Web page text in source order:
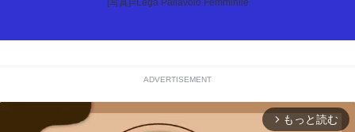
[写真]=Lega Pallavolo Femminile
ADVERTISEMENT
arrow_forward_ios もっと読む